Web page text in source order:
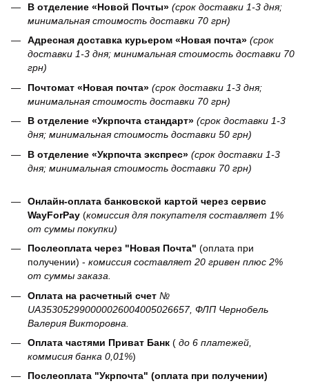
В отделение «Новой Почты» (срок доставки 1-3 дня;
минимальная стоимость доставки 70 грн)
Адресная доставка курьером «Новая почта» (срок
доставки 1-3 дня; минимальная стоимость доставки 70
грн)
Почтомат «Новая почта» (срок доставки 1-3 дня;
минимальная стоимость доставки 70 грн)
В отделение «Укрпочта стандарт» (срок доставки 1-3
дня; минимальная стоимость доставки 50 грн)
В отделение «Укрпочта экспрес» (срок доставки 1-3
дня; минимальная стоимость доставки 70 грн)
Онлайн-оплата банковской картой через сервис
WayForPay (комиссия для покупателя составляет 1%
от суммы покупки)
Послеоплата через "Новая Почта" (оплата при
получении) - комиссия составляет 20 гривен плюс 2%
от суммы заказа.
Оплата на расчетный счет №
UA353052990000026004005026657, ФЛП Чернобель
Валерия Викторовна.
Оплата частями Приват Банк ( до 6 платежей,
коммисия банка 0,01%)
Послеоплата "Укрпочта" (оплата при получении)